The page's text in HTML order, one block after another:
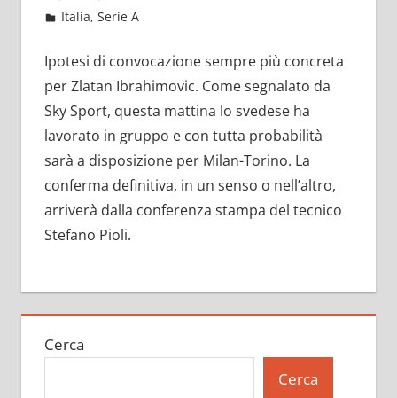
Febbraio 10, 2023
admin
Italia,Serie A
Ipotesi di convocazione sempre più concreta
per Zlatan Ibrahimovic. Come segnalato da
Sky Sport, questa mattina lo svedese ha
lavorato in gruppo e con tutta probabilità
sarà a disposizione per Milan-Torino. La
conferma definitiva, in un senso o nell’altro,
arriverà dalla conferenza stampa del tecnico
Stefano Pioli.
Cerca
Cerca